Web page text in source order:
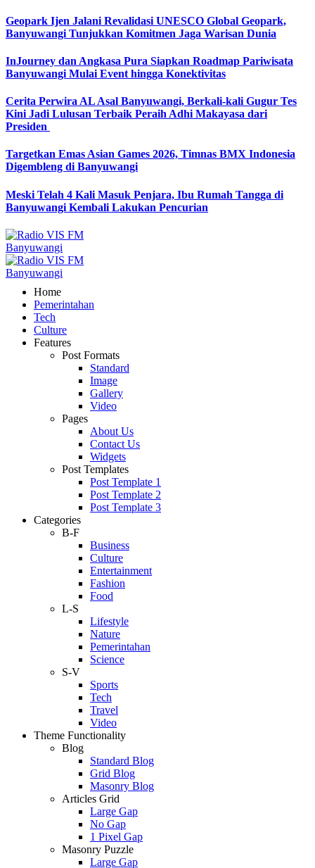
Geopark Ijen Jalani Revalidasi UNESCO Global Geopark,
Banyuwangi Tunjukkan Komitmen Jaga Warisan Dunia
InJourney dan Angkasa Pura Siapkan Roadmap Pariwisata
Banyuwangi Mulai Event hingga Konektivitas
Cerita Perwira AL Asal Banyuwangi, Berkali-kali Gugur Tes
Kini Jadi Lulusan Terbaik Peraih Adhi Makayasa dari
Presiden
Targetkan Emas Asian Games 2026, Timnas BMX Indonesia
Digembleng di Banyuwangi
Meski Telah 4 Kali Masuk Penjara, Ibu Rumah Tangga di
Banyuwangi Kembali Lakukan Pencurian
Home
Pemerintahan
Tech
Culture
Features
Post Formats
Standard
Image
Gallery
Video
Pages
About Us
Contact Us
Widgets
Post Templates
Post Template 1
Post Template 2
Post Template 3
Categories
B-F
Business
Culture
Entertainment
Fashion
Food
L-S
Lifestyle
Nature
Pemerintahan
Science
S-V
Sports
Tech
Travel
Video
Theme Functionality
Blog
Standard Blog
Grid Blog
Masonry Blog
Articles Grid
Large Gap
No Gap
1 Pixel Gap
Masonry Puzzle
Large Gap